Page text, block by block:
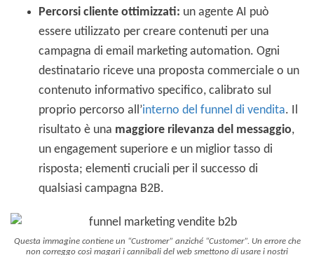
Percorsi cliente ottimizzati: un agente AI può
essere utilizzato per creare contenuti per una
campagna di email marketing automation. Ogni
destinatario riceve una proposta commerciale o un
contenuto informativo specifico, calibrato sul
proprio percorso all’interno del funnel di vendita. Il
risultato è una maggiore rilevanza del messaggio,
un engagement superiore e un miglior tasso di
risposta; elementi cruciali per il successo di
qualsiasi campagna B2B.
Questa immagine contiene un “Custromer” anziché “Customer”. Un errore che
non correggo così magari i cannibali del web smettono di usare i nostri